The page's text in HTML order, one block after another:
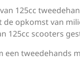
125cc
de opkomst van
125cc scooters
een tweedehands